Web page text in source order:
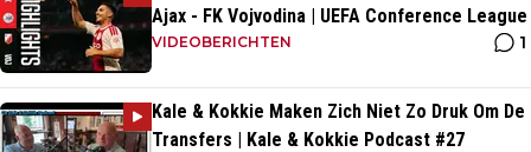
Ajax - FK Vojvodina | UEFA Conference League
VIDEOBERICHTEN 1
Kale & Kokkie Maken Zich Niet Zo Druk Om De
Transfers | Kale & Kokkie Podcast #27